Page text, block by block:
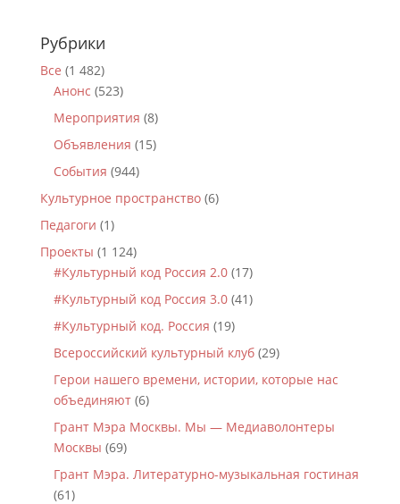
Рубрики
Все (1 482)
Анонс (523)
Мероприятия (8)
Объявления (15)
События (944)
Культурное пространство(6)
Педагоги (1)
Проекты (1 124)
#Культурный код Россия 2.0(17)
#Культурный код Россия 3.0(41)
#Культурный код. Россия (19)
Всероссийский культурный клуб(29)
Герои нашего времени, истории, которые нас
объединяют(6)
Грант Мэра Москвы. Мы — Медиаволонтеры
Москвы (69)
Грант Мэра. Литературно-музыкальная гостиная
(61)